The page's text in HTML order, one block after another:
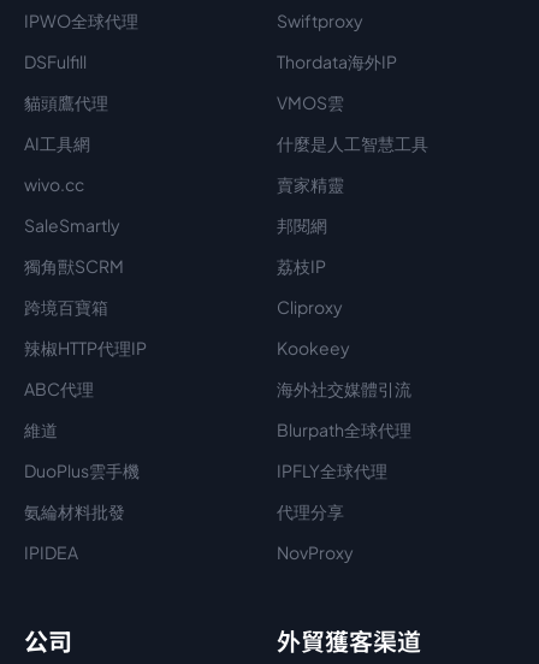
IPWO全球代理
Swiftproxy
DSFulfill
Thordata海外IP
貓頭鷹代理
VMOS雲
AI工具網
什麼是人工智慧工具
wivo.cc
賣家精靈
SaleSmartly
邦閱網
獨角獸SCRM
荔枝IP
跨境百寶箱
Cliproxy
辣椒HTTP代理IP
Kookeey
ABC代理
海外社交媒體引流
維道
Blurpath全球代理
DuoPlus雲手機
IPFLY全球代理
氨綸材料批發
代理分享
IPIDEA
NovProxy
公司 外貿獲客渠道